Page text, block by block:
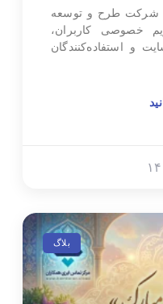
شرکت طرح و توسعه
خصوصی کاربران،
و استفاده‌کنندگان
بلاگ